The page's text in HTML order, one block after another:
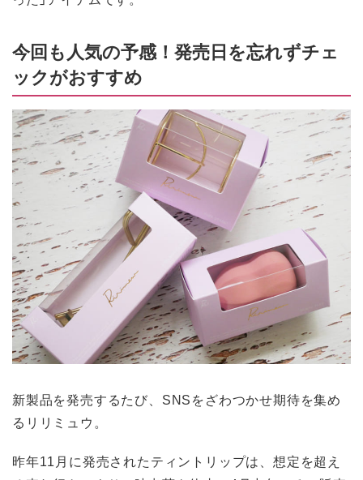
今回も人気の予感！発売日を忘れずチェ
ックがおすすめ
新製品を発売するたび、SNSをざわつかせ期待を集め
るリリミュウ。
昨年11月に発売されたティントリップは、想定を超え